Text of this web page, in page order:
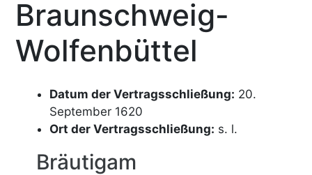
Braunschweig-
Wolfenbüttel
Datum der Vertragsschließung: 20.
September 1620
Ort der Vertragsschließung: s. l.
Bräutigam